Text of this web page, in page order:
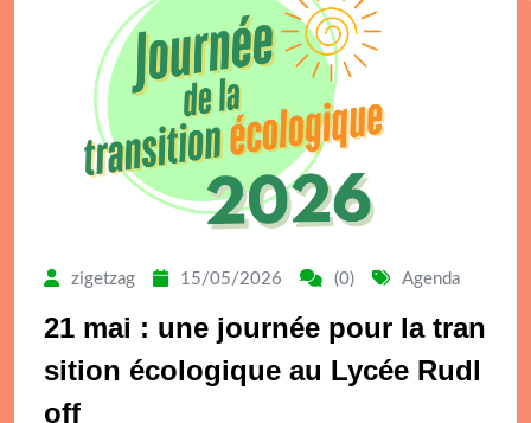
zigetzag 15/05/2026 (0) Agenda
21 mai : une journée pour la tran
sition écologique au Lycée Rudl
off